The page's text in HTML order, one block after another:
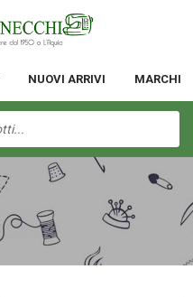
NUOVI ARRIVI MARCHI